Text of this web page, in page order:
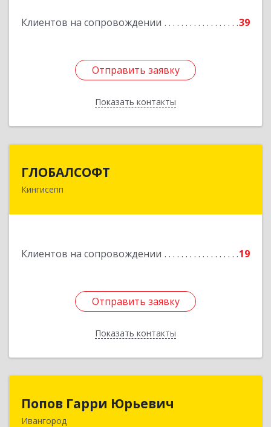
Клиентов на сопровождении 39
Отправить заявку
Показать контакты
Отправить заявку
Назад
ГЛОБАЛСОФТ
Кингисепп
Клиентов на сопровождении 19
Отправить заявку
Показать контакты
188485, Ленинградская обл, Кингисеппский р-н,
Отправить заявку
Назад
Попов Гарри Юрьевич
Ивангород